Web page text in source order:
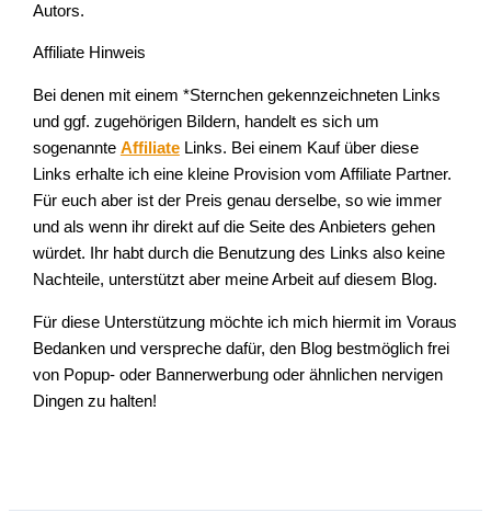
Autors.
Affiliate Hinweis
Bei denen mit einem *Sternchen gekennzeichneten Links
und ggf. zugehörigen Bildern, handelt es sich um
sogenannte AffiliateLinks. Bei einem Kauf über diese
Links erhalte ich eine kleine Provision vom Affiliate Partner.
Für euch aber ist der Preis genau derselbe, so wie immer
und als wenn ihr direkt auf die Seite des Anbieters gehen
würdet. Ihr habt durch die Benutzung des Links also keine
Nachteile, unterstützt aber meine Arbeit auf diesem Blog.
Für diese Unterstützung möchte ich mich hiermit im Voraus
Bedanken und verspreche dafür, den Blog bestmöglich frei
von Popup- oder Bannerwerbung oder ähnlichen nervigen
Dingen zu halten!